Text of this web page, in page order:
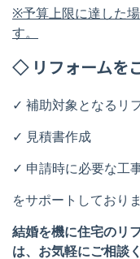
※予算上限に達した
す。
◇ リフォームを
✓ 補助対象となるリ
✓ 見積書作成
✓ 申請時に必要な工
をサポートしておりま
結婚を機に住宅のリ
は、お気軽にご相談